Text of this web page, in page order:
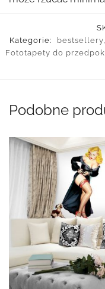
Kategorie:
bestsellery,
Fototapety do
Podobne